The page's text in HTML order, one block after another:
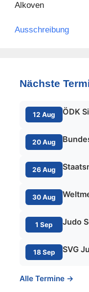
Alkoven
Ausschreibung
Nächste
12 Aug ÖDK
20 Aug
26 Aug
30 Aug
1 Sep Judo
18 Sep SVG
Alle Termine →